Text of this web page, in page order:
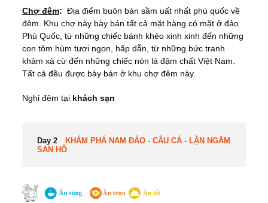
Chợ đêm: Địa điểm buôn bán sầm uất nhất phú quốc về
đêm. Khu chợ này bày bán tất cả mặt hàng có mặt ở đảo
Phú Quốc, từ những chiếc bánh khéo xinh xinh đến những
con tôm hùm tươi ngon, hấp dẫn, từ những bức tranh
khảm xà cừ đến những chiếc nón lá đậm chất Việt Nam.
Tất cả đều được bày bán ở khu chợ đêm này.
Nghỉ đêm tại khách sạn
Day 2
KHÁM PHÁ NAM ĐẢO - CÂU CÁ - LẶN NGẮM
SAN HÔ